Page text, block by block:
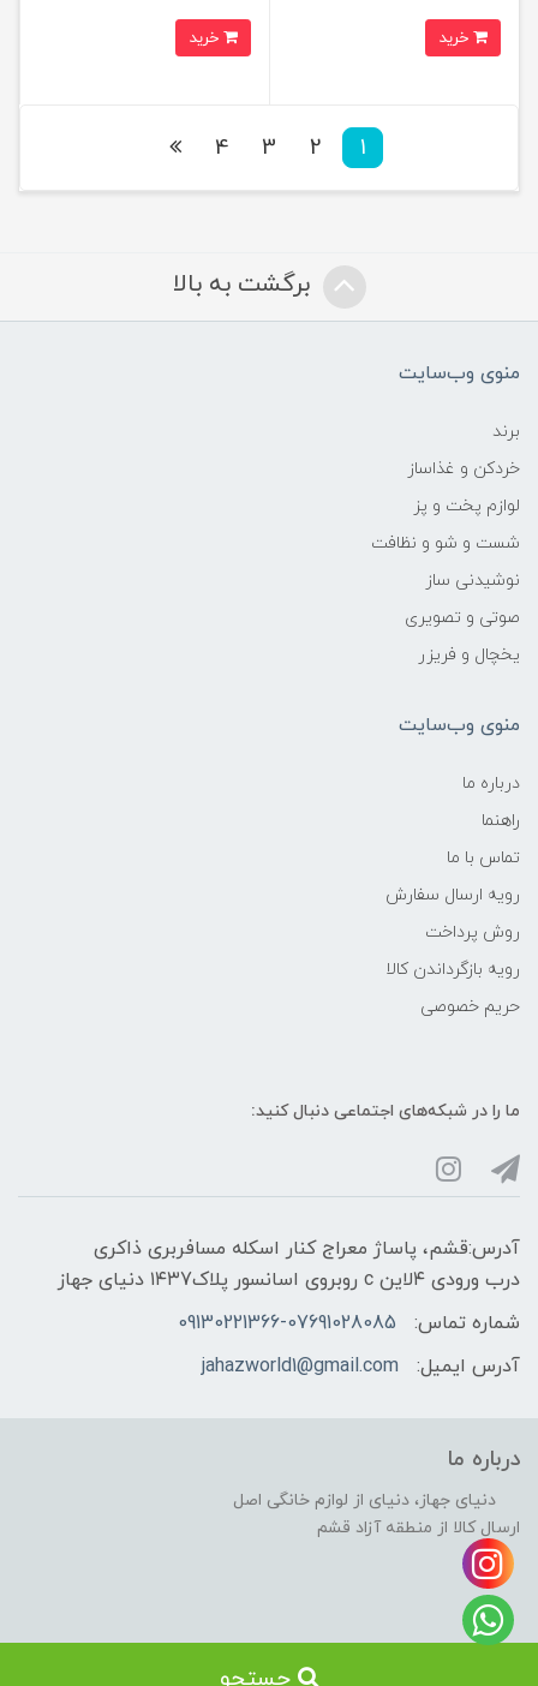
1
2
3
4
برگشت به بالا
منوی وب‌سایت
برند
خردکن و غذاساز
لوازم پخت و پز
شست و شو و نظافت
نوشیدنی ساز
صوتی و تصویری
یخچال و فریزر
منوی وب‌سایت
درباره ما
راهنما
تماس با ما
رویه ارسال سفارش
روش پرداخت
رویه‌ بازگرداندن کالا
حریم خصوصی
ما را در شبکه‌های اجتماعی دنبال کنید:
آدرس:قشم، پاساژ معراج کنار اسکله مسافربری ذاکری
درب ورودی ۴لاین c روبروی اسانسور پلاک۱۴۳7 دنیای جهاز
شماره تماس:
09130221366-07691028085
آدرس ایمیل:
jahazworld1@gmail.com
درباره ما
دنیای جهاز، دنیای از لوازم خانگی اصل
ارسال کالا از منطقه آزاد قشم
ساخت سایت توسط کانون تبلیغاتی هوشمند